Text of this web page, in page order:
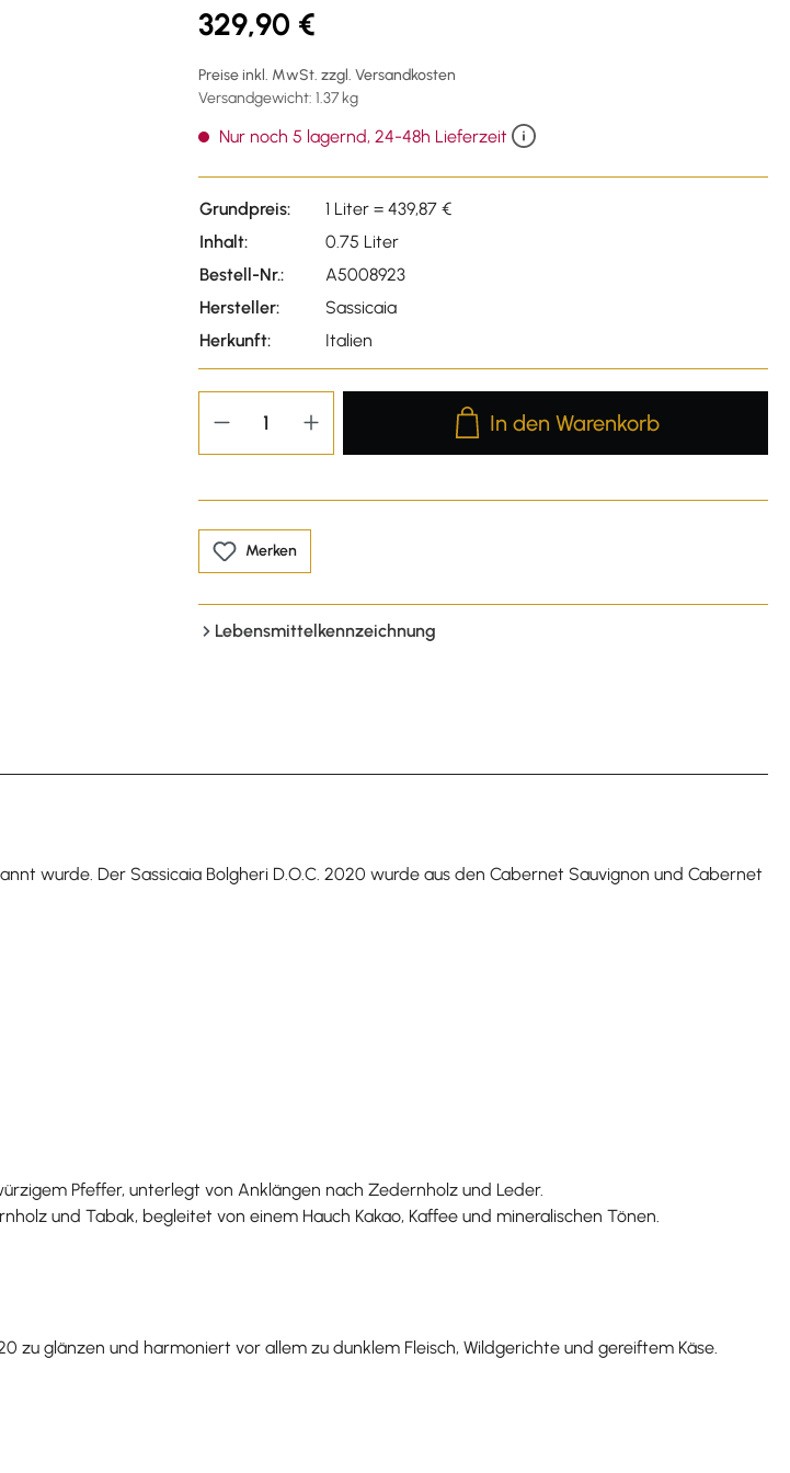
329,90 €
Preise inkl. MwSt. zzgl. Versandkosten
Versandgewicht: 1.37 kg
Nur noch 5 lagernd, 24-48h Lieferzeit
Grundpreis:
1 Liter = 439,87 €
Inhalt:
0.75 Liter
Bestell-Nr.:
A5008923
Hersteller:
Sassicaia
Herkunft:
Italien
Produkt Anzahl: Gib den
In den Warenkorb
Merken
Lebensmittelkennzeichnung
wurde. Der Sassicaia Bolgheri D.O.C. 2020 wurde aus den Cabernet Sauvignon und Cabernet
Pfeffer, unterlegt von Anklängen nach Zedernholz und Leder.
und Tabak, begleitet von einem Hauch Kakao, Kaffee und mineralischen Tönen.
zu glänzen und harmoniert vor allem zu dunklem Fleisch, Wildgerichte und gereiftem Käse.